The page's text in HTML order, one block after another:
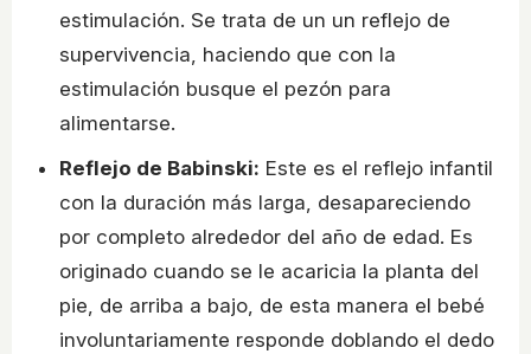
estimulación. Se trata de un un reflejo de
supervivencia, haciendo que con la
estimulación busque el pezón para
alimentarse.
Reflejo de Babinski: Este es el reflejo infantil
con la duración más larga, desapareciendo
por completo alrededor del año de edad. Es
originado cuando se le acaricia la planta del
pie, de arriba a bajo, de esta manera el bebé
involuntariamente responde doblando el dedo